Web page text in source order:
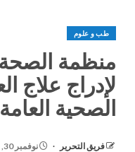
طب و علوم
منظمة الصحة
لإدراج علاج
الصحية العامة
فريق التحرير نوفمبر 30, 2025